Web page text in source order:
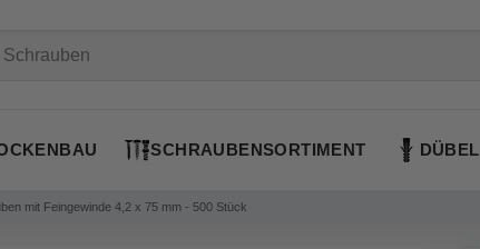
SCHRAUBENSORTIMENT DÜBEL
mit Feingewinde 4,2 x 75 mm - 500 Stück